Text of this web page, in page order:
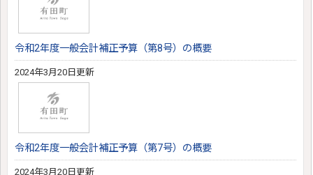
令和2年度一般会計補正予算（第8号）の概要
2024年3月20日更新
令和2年度一般会計補正予算（第7号）の概要
2024年3月20日更新